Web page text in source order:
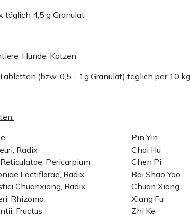
täglich 4,5 g Granulat
Hunde, Katzen
(bzw. 0,5 - 1g Granulat) täglich per 10
Pin Yin
Radix
Chai Hu
Pericarpium
Chen Pi
Lactiflorae, Radix
Bai Shao Yao
Chuanxiong, Radix
Chuan Xiong
Rhizoma
Xiang Fu
Fructus
Zhi Ke